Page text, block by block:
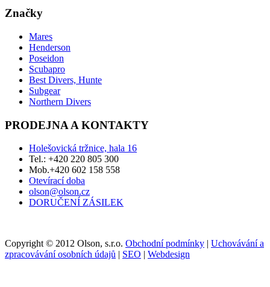
Značky
Mares
Henderson
Poseidon
Scubapro
Best Divers, Hunte
Subgear
Northern Divers
PRODEJNA A KONTAKTY
Holešovická tržnice, hala 16
Tel.: +420 220 805 300
Mob.+420 602 158 558
Otevírací doba
olson@olson.cz
DORUČENÍ ZÁSILEK
Copyright © 2012 Olson, s.r.o. Obchodní podmínky | Uchovávání a
zpracovávání osobních údajů | SEO | Webdesign